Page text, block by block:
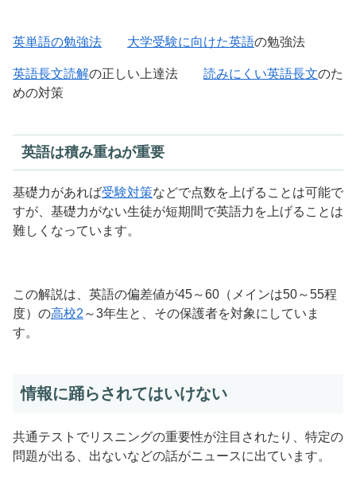
英単語の勉強法 大学受験に向けた英語の勉強法
英語長文読解の正しい上達法 読みにくい英語長文のた
めの対策
英語は積み重ねが重要
基礎力があれば受験対策などで点数を上げることは可能で
すが、基礎力がない生徒が短期間で英語力を上げることは
難しくなっています。
この解説は、英語の偏差値が45～60（メインは50～55程
度）の高校2 ～3年生と、その保護者を対象にしていま
す。
情報に踊らされてはいけない
共通テストでリスニングの重要性が注目されたり、特定の
問題が出る、出ないなどの話がニュースに出ています。